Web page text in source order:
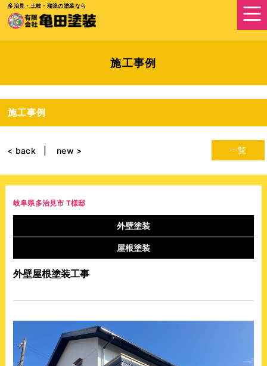
多治見・土岐・瑞浪の塗装なら
施工事例
施工事例
一覧
< back new >
岐阜県多治見市 T様邸
外壁塗装
屋根塗装
外壁屋根塗装工事